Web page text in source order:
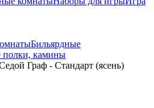
Бильярдные
полки, камины
Граф - Стандарт (ясень)